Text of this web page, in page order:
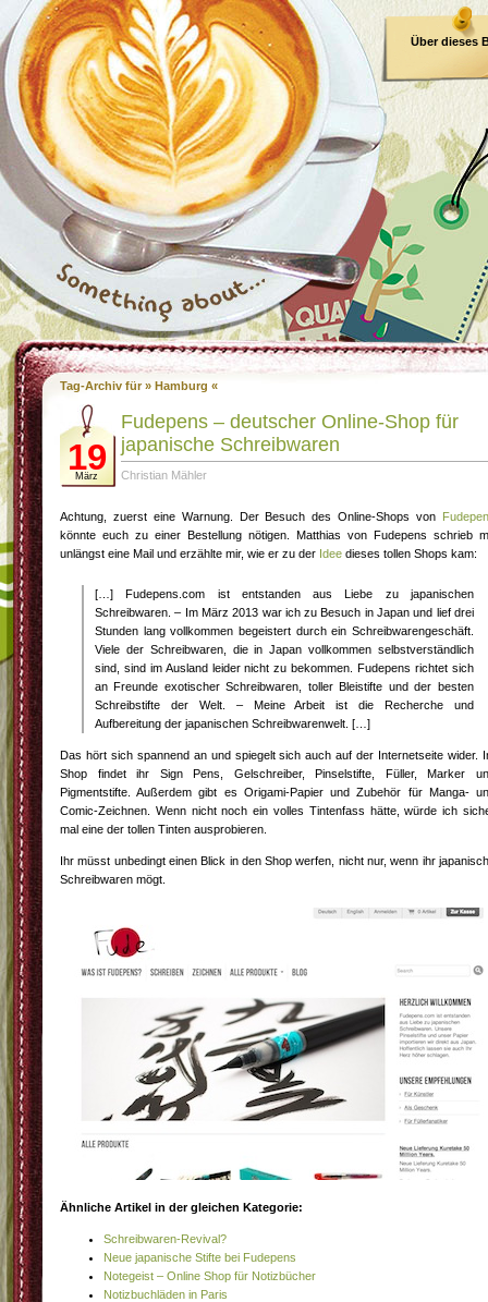
Über dieses
Tag-Archiv für » Hamburg «
19
März
Fudepens – deutscher Online-Shop für
japanische Schreibwaren
Christian Mähler
Achtung, zuerst eine Warnung. Der Besuch des Online-Shops von
könnte euch zu einer Bestellung nötigen. Matthias von Fudepens schrieb
unlängst eine Mail und erzählte mir, wie er zu der Idee dieses tollen Shops kam:
[…] Fudepens.com ist entstanden aus Liebe zu japanischen
Schreibwaren. – Im März 2013 war ich zu Besuch in Japan und lief drei
Stunden lang vollkommen begeistert durch ein Schreibwarengeschäft.
Viele der Schreibwaren, die in Japan vollkommen selbstverständlich
sind, sind im Ausland leider nicht zu bekommen. Fudepens richtet sich
an Freunde exotischer Schreibwaren, toller Bleistifte und der besten
Schreibstifte der Welt. – Meine Arbeit ist die Recherche und
Aufbereitung der japanischen Schreibwarenwelt. […]
Das hört sich spannend an und spiegelt sich auch auf der Internetseite wider.
Shop findet ihr Sign Pens, Gelschreiber, Pinselstifte, Füller, Marker
Pigmentstifte. Außerdem gibt es Origami-Papier und Zubehör für Manga-
Comic-Zeichnen. Wenn nicht noch ein volles Tintenfass hätte, würde ich
mal eine der tollen Tinten ausprobieren.
Ihr müsst unbedingt einen Blick in den Shop werfen, nicht nur, wenn ihr
Schreibwaren mögt.
Ähnliche Artikel in der gleichen Kategorie:
Schreibwaren-Revival?
Neue japanische Stifte bei Fudepens
Notegeist – Online Shop für Notizbücher
Notizbuchläden in Paris